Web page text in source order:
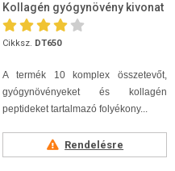
Kollagén gyógynövény kivonat
500ml
Cikksz. DT650
A termék 10 komplex összetevőt,
gyógynövényeket és kollagén
peptideket tartalmazó folyékony...
Rendelésre